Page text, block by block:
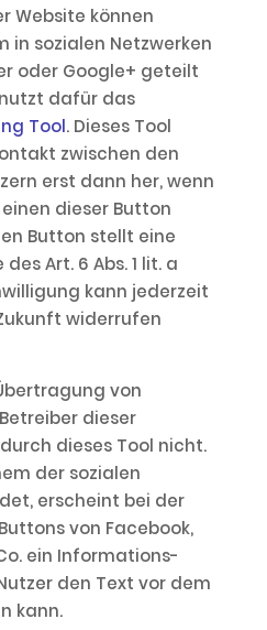
Website können
in sozialen Netzwerken
oder Google+ geteilt
dafür das
Tool. Dieses Tool
zwischen den
erst dann her, wenn
dieser Button
Button stellt eine
Art. 6 Abs. 1 lit. a
kann jederzeit
widerrufen
von
dieser
dieses Tool nicht.
der sozialen
erscheint bei der
von Facebook,
ein Informations-
den Text vor dem
kann.